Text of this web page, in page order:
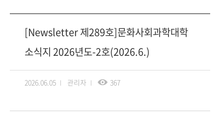
[Newsletter 제289호]문화사회과학대학
소식지 2026년도-2호(2026.6.)
2026.06.05 관리자 367